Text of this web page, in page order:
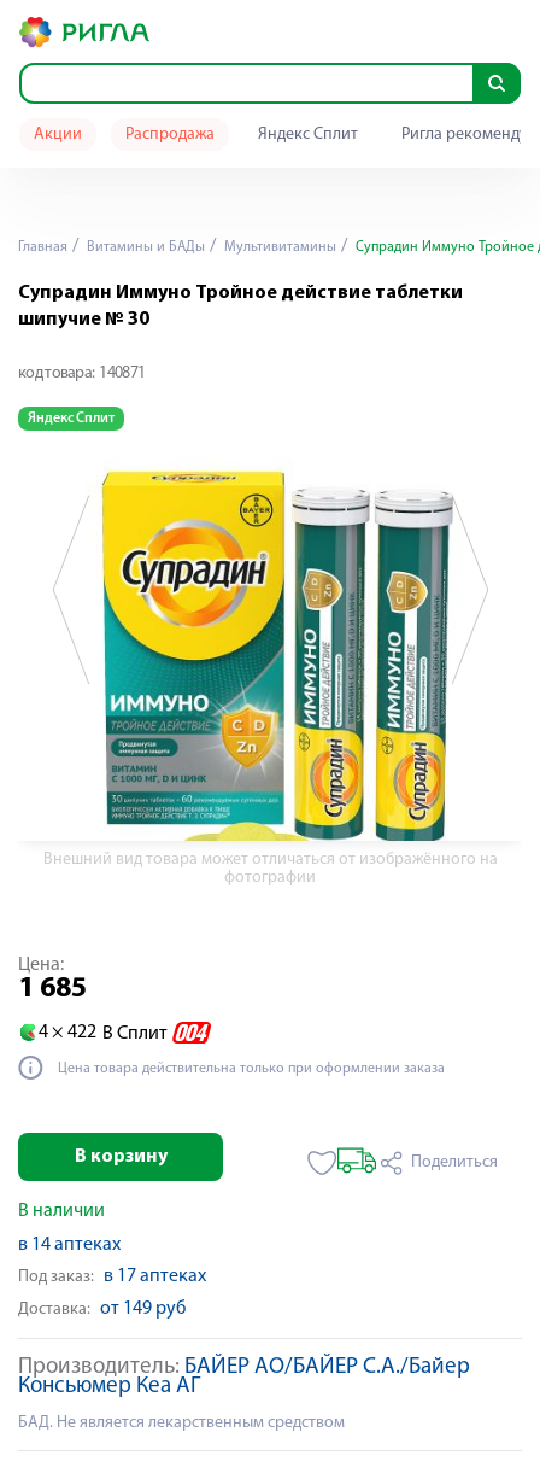
Акции Распродажа Яндекс Сплит Ригла
Главная Витамины и БАДы Мультивитамины Супрадин Иммуно Тройное
Супрадин Иммуно Тройное действие таблетки
шипучие № 30
код товара: 140871
Яндекс Сплит
Внешний вид товара может отличаться от изображённого на
фотографии
Производитель: БАЙЕР АО/БАЙЕР С.А./Байер
Консьюмер Кеа АГ
БАД. Не является лекарственным средством
Цена:
1 685
4 × 422 В Сплит
Цена товара действительна только при оформлении заказа
В корзину Поделиться
В наличии
в 14 аптеках
Под заказ: в 17 аптеках
Доставка: от 149 руб